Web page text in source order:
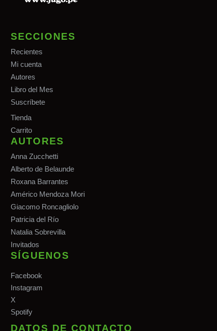
SECCIONES
Recientes
Mi cuenta
Autores
Libro del Mes
Suscríbete
Tienda
Carrito
AUTORES
Anna Zucchetti
Alberto de Belaunde
Roxana Barrantes
Américo Mendoza Mori
Giacomo Roncagliolo
Patricia del Río
Natalia Sobrevilla
Invitados
SÍGUENOS
Facebook
Instagram
X
Spotify
DATOS DE CONTACTO